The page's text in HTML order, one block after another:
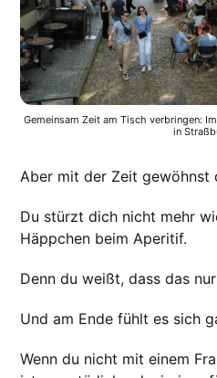
Gemeinsam Zeit am Tisch verbringen:
in
Aber mit der Zeit gewöhnst
Du stürzt dich nicht mehr
Häppchen beim Aperitif.
Denn du weißt, dass das
Und am Ende fühlt es sich
Wenn du nicht mit einem